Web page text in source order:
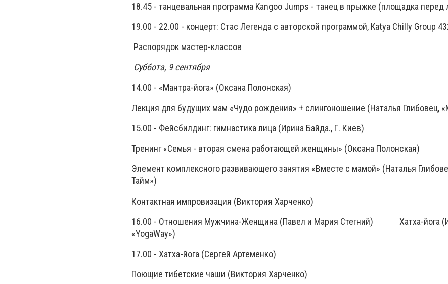
18.45 - танцевальная программа Kangoo Jumps - танец в прыжке (площадка перед
19.00 - 22.00 - концерт: Стас Легенда с авторской программой, Katya Chilly Group
Распорядок мастер-классов
Суббота, 9 сентября
14.00 - «Мантра-йога» (Оксана Полонская)
Лекция для будущих мам «Чудо рождения» + слингоношение (Наталья Глибовец,
15.00 - Фейсбилдинг: гимнастика лица (Ирина Байда., Г. Киев)
Тренинг «Семья - вторая смена работающей женщины» (Оксана Полонская)
Элемент комплексного развивающего занятия «Вместе с мамой» (Наталья
Тайм»)
Контактная импровизация (Виктория Харченко)
16.00 - Отношения Мужчина-Женщина (Павел и Мария Стегний) Хатха-йога
«YogaWay»)
17.00 - Хатха-йога (Сергей Артеменко)
Поющие тибетские чаши (Виктория Харченко)